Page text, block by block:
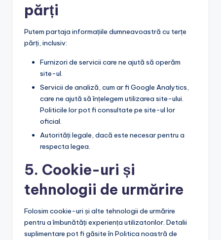
părți
Putem partaja informațiile dumneavoastră cu terțe
părți, inclusiv:
Furnizori de servicii care ne ajută să operăm
site-ul.
Servicii de analiză, cum ar fi Google Analytics,
care ne ajută să înțelegem utilizarea site-ului.
Politicile lor pot fi consultate pe site-ul lor
oficial.
Autorități legale, dacă este necesar pentru a
respecta legea.
5. Cookie-uri și
tehnologii de urmărire
Folosim cookie-uri și alte tehnologii de urmărire
pentru a îmbunătăți experiența utilizatorilor. Detalii
suplimentare pot fi găsite în Politica noastră de